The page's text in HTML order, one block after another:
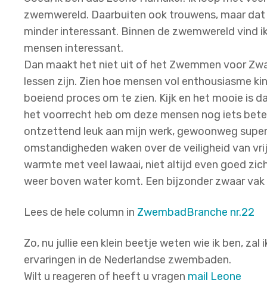
zwemwereld. Daarbuiten ook trouwens, maar
minder interessant. Binnen de zwemwereld vind
mensen interessant.
Dan maakt het niet uit of het Zwemmen voor
lessen zijn. Zien hoe mensen vol enthousiasme
boeiend proces om te zien. Kijk en het mooie is
het voorrecht heb om deze mensen nog iets
ontzettend leuk aan mijn werk, gewoonweg
omstandigheden waken over de veiligheid van
warmte met veel lawaai, niet altijd even goed
weer boven water komt. Een bijzonder zwaar
Lees de hele column in ZwembadBranche nr.22
Zo, nu jullie een klein beetje weten wie ik ben,
ervaringen in de Nederlandse zwembaden.
Wilt u reageren of heeft u vragen mail Leone